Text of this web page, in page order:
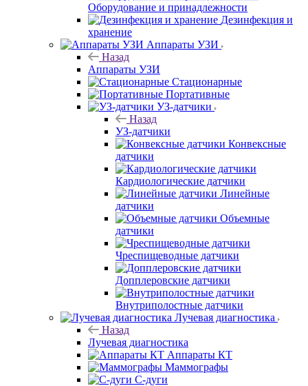
Оборудование и принадлежности
Дезинфекция и
хранение
Аппараты УЗИ
Назад
Аппараты УЗИ
Стационарные
Портативные
УЗ-датчики
Назад
УЗ-датчики
Конвексные
датчики
Кардиологические датчики
Линейные
датчики
Объемные
датчики
Чреспищеводные датчики
Допплеровские датчики
Внутриполостные датчики
Лучевая диагностика
Назад
Лучевая диагностика
Аппараты КТ
Маммографы
С-дуги